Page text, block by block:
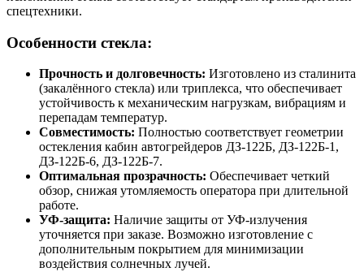
спецтехники.
Особенности стекла:
Прочность и долговечность: Изготовлено из сталинита
(закалённого стекла) или триплекса, что обеспечивает
устойчивость к механическим нагрузкам, вибрациям и
перепадам температур.
Совместимость: Полностью соответствует геометрии
остекления кабин автогрейдеров ДЗ-122Б, ДЗ-122Б-1,
ДЗ-122Б-6, ДЗ-122Б-7.
Оптимальная прозрачность: Обеспечивает четкий
обзор, снижая утомляемость оператора при длительной
работе.
УФ-защита: Наличие защиты от УФ-излучения
уточняется при заказе. Возможно изготовление с
дополнительным покрытием для минимизации
воздействия солнечных лучей.